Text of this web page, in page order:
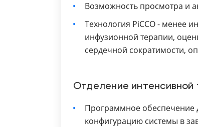
Возможность просмотра и
Технология PiCCO - менее
инфузионной терапии,
сердечной сократимости,
Отделение
Программное обеспечение
конфигурацию системы в